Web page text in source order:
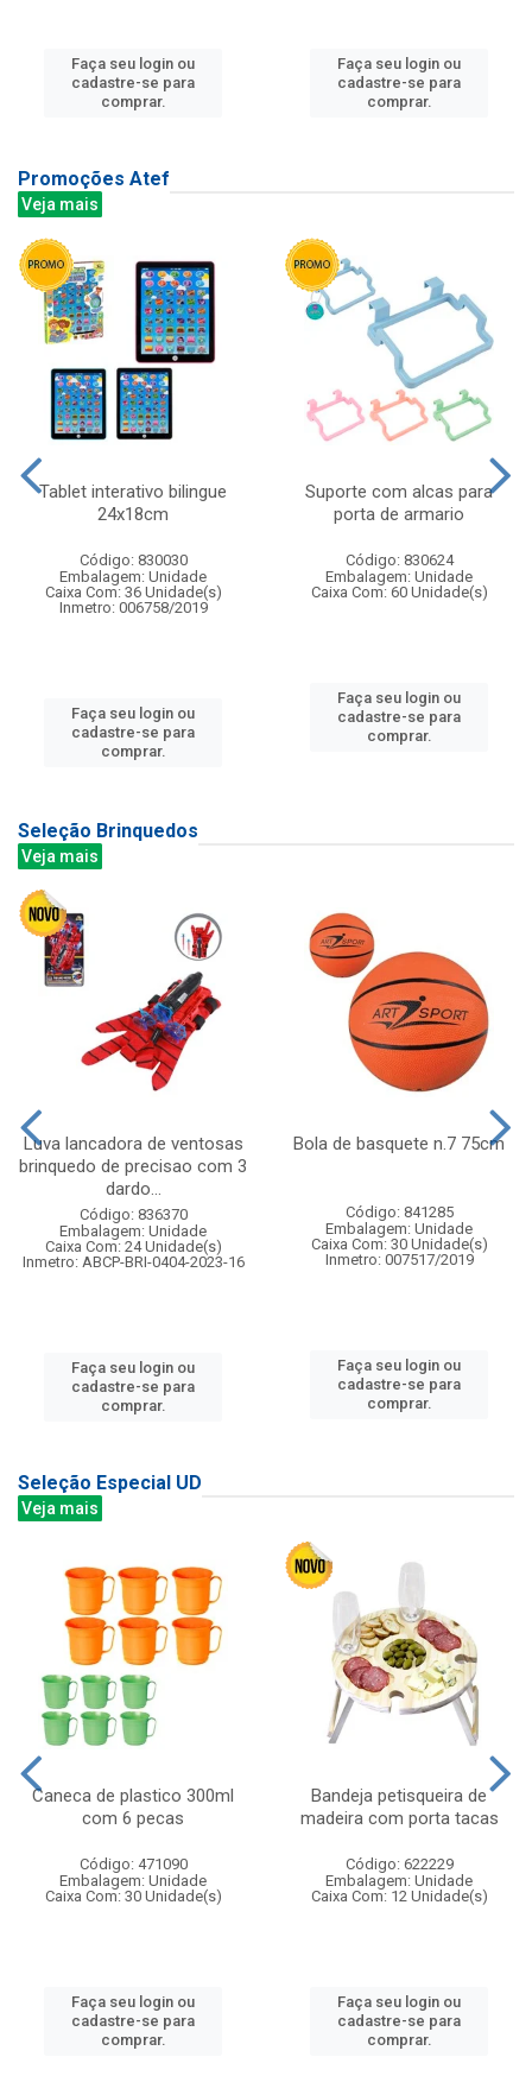
Faça seu login ou
cadastre-se para
comprar.
Faça seu login ou
cadastre-se para
comprar.
Promoções Atef
Veja mais
Tablet interativo bilingue
24x18cm
Código: 830030
Embalagem: Unidade
Caixa Com: 36 Unidade(s)
Inmetro: 006758/2019
Faça seu login ou
cadastre-se para
comprar.
Suporte com alcas para
porta de armario
Código: 830624
Embalagem: Unidade
Caixa Com: 60 Unidade(s)
Faça seu login ou
cadastre-se para
comprar.
Seleção Brinquedos
Veja mais
Luva lancadora de ventosas
brinquedo de precisao com 3
dardo...
Código: 836370
Embalagem: Unidade
Caixa Com: 24 Unidade(s)
Inmetro: ABCP-BRI-0404-2023-16
Faça seu login ou
cadastre-se para
comprar.
Bola de basquete n.7 75cm
Código: 841285
Embalagem: Unidade
Caixa Com: 30 Unidade(s)
Inmetro: 007517/2019
Faça seu login ou
cadastre-se para
comprar.
Seleção Especial UD
Veja mais
Caneca de plastico 300ml
com 6 pecas
Código: 471090
Embalagem: Unidade
Caixa Com: 30 Unidade(s)
Faça seu login ou
cadastre-se para
comprar.
Bandeja petisqueira de
madeira com porta tacas
Código: 622229
Embalagem: Unidade
Caixa Com: 12 Unidade(s)
Faça seu login ou
cadastre-se para
comprar.